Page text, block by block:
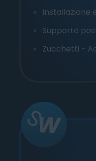
Installazione
Supporto
Zucchetti -